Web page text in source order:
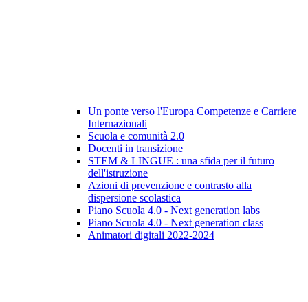
Un ponte verso l'Europa Competenze e Carriere
Internazionali
Scuola e comunità 2.0
Docenti in transizione
STEM & LINGUE : una sfida per il futuro
dell'istruzione
Azioni di prevenzione e contrasto alla
dispersione scolastica
Piano Scuola 4.0 - Next generation labs
Piano Scuola 4.0 - Next generation class
Animatori digitali 2022-2024